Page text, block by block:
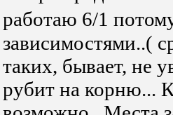
работаю 6/1
зависимостями..(
таких, бывает, не
рубит на корню...